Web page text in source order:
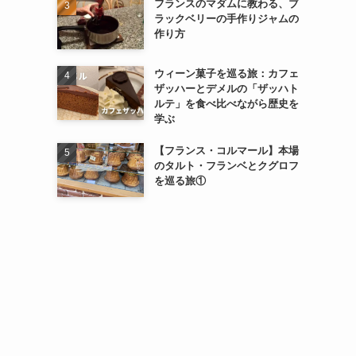
フランスのマダムに教わる、ブ
ラックベリーの手作りジャムの
作り方
ウィーン菓子を巡る旅：カフェ
ザッハーとデメルの「ザッハト
ルテ」を食べ比べながら歴史を
学ぶ
【フランス・コルマール】本場
のタルト・フランベとクグロフ
を巡る旅①